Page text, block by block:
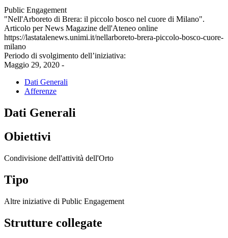
Public Engagement
"Nell'Arboreto di Brera: il piccolo bosco nel cuore di Milano".
Articolo per News Magazine dell'Ateneo online
https://lastatalenews.unimi.it/nellarboreto-brera-piccolo-bosco-cuore-
milano
Periodo di svolgimento dell’iniziativa:
Maggio 29, 2020 -
Dati Generali
Afferenze
Dati Generali
Obiettivi
Condivisione dell'attività dell'Orto
Tipo
Altre iniziative di Public Engagement
Strutture collegate